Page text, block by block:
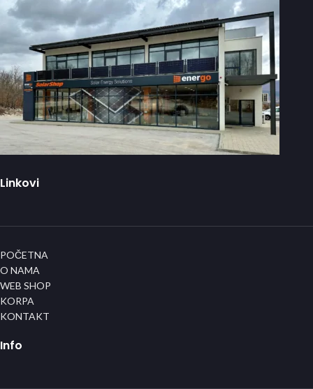
Linkovi
POČETNA
O NAMA
WEB SHOP
KORPA
KONTAKT
Info